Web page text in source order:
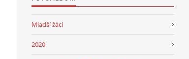
Mladší žáci
2020